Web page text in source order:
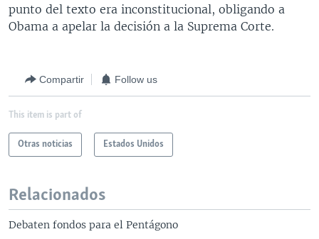
punto del texto era inconstitucional, obligando a
Obama a apelar la decisión a la Suprema Corte.
Compartir Follow us
This item is part of
Otras noticias Estados Unidos
Relacionados
Debaten fondos para el Pentágono